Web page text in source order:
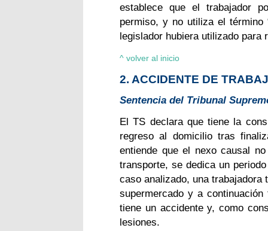
establece que el trabajador
permiso, y no utiliza el término
legislador hubiera utilizado para
^ volver al inicio
2. ACCIDENTE DE
Sentencia del Tribunal
El TS declara que tiene la
regreso al domicilio tras
entiende que el nexo causal
transporte, se dedica un
caso analizado, una
supermercado y a
tiene un accidente y, como
lesiones.